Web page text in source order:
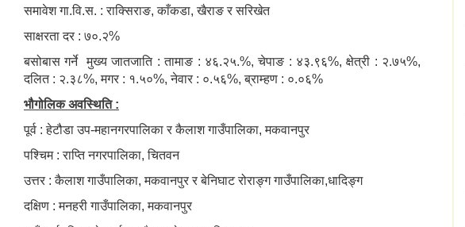
समावेश गा.वि.स. : राक्सिराङ, काँकडा, खैराङ र सरिखेत
साक्षरता दर : ७०.२%
बसोबास गर्ने मुख्य जातजाति : तामाङ : ४६.२५.%, चेपाङ : ४३.९६%, क्षेत्री : २.७५%,
दलित : २.३८%, मगर : १.५०%, नेवार : ०.५६%, ब्राम्हण : ०.०६%
भौगोलिक अवस्थिति :
पूर्व : हेटौडा उप-महानगरपालिका र कैलाश गाउँपालिका, मकवानपुर
पश्चिम : राप्ति नगरपालिका, चितवन
उत्तर : कैलाश गाउँपालिका, मकवानपुर र बेनिघाट रोराङ्ग गाउँपालिका,धादिङ्ग
दक्षिण : मनहरी गाउँपालिका, मकवानपुर